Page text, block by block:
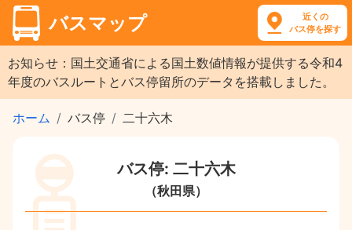
バスマップ
近くの
バス停を探す
お知らせ：国土交通省による国土数値情報が提供する令和4
年度のバスルートとバス停留所のデータを搭載しました。
ホーム バス停 二十六木
バス停: 二十六木
（秋田県）